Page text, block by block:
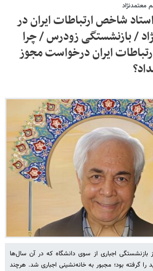
شاخص ارتباطات ایران در
/ بازنشستگی زودرس / چرا
ایران درخواست مجوز
بازنشستگی اجباری از سوی دانشگاه که در آن سال‌ها
را گرفته بود؛ مجبور به خانه‌نشینی اجباری شد. هرچند